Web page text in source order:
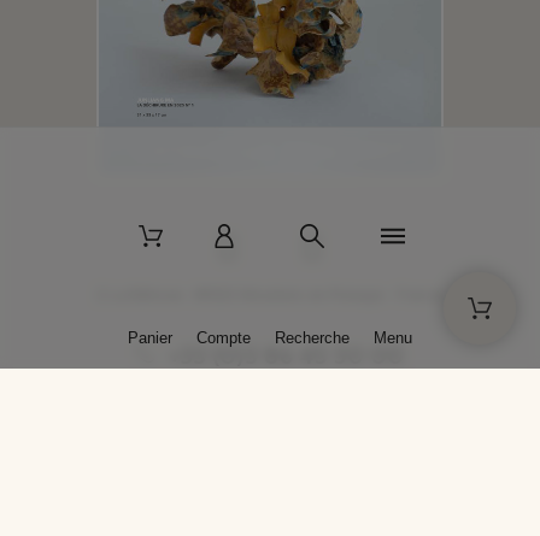
+33 (0)3 86 45 50 00
Panier Compte Recherche Menu